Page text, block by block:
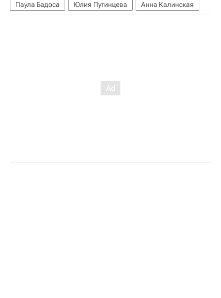
Паула Бадоса
Юлия Путинцева Анна Калинская